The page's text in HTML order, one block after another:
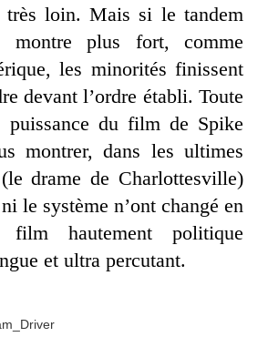
très loin. Mais si le tandem
montre plus fort, comme
les minorités finissent
devant l’ordre établi. Toute
du film de Spike
montrer, dans les ultimes
drame de Charlottesville)
le système n’ont changé en
hautement politique
et ultra percutant.